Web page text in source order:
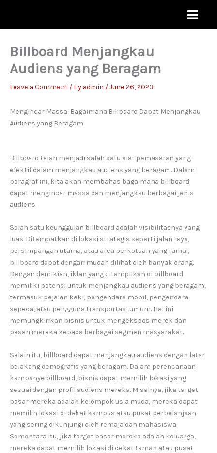
content
Billboard Menjangkau
Audiens yang Beragam
Leave a Comment / By admin /June 26, 2023
Mengincar Massa: Bagaimana Billboard Dapat Menjangkau
Audiens yang Beragam
Billboard telah menjadi salah satu alat pemasaran yang
efektif dalam menjangkau audiens yang beragam. Dalam
paragraf ini, kita akan membahas bagaimana billboard
dapat mengincar massa dan menjangkau berbagai jenis
audiens.
Salah satu keunggulan billboard adalah visibilitasnya yang
luas. Ditempatkan di lokasi strategis seperti jalan raya,
persimpangan utama, atau area perkotaan yang ramai,
billboard dapat dengan mudah dilihat oleh banyak orang.
Dengan demikian, iklan yang ditampilkan di billboard
memiliki potensi untuk menjangkau audiens yang beragam,
termasuk pejalan kaki, pengendara mobil, pengendara
sepeda, atau pengguna transportasi umum. Hal ini
memungkinkan bisnis untuk mengekspos merek dan
pesan mereka kepada berbagai segmen masyarakat.
Selain itu, billboard dapat menjangkau audiens dengan latar
belakang demografis yang beragam. Dalam perencanaan
kampanye billboard, bisnis dapat memilih lokasi yang
sesuai dengan profil audiens mereka. Misalnya, jika target
pasar mereka adalah kelompok usia muda, mereka dapat
memilih lokasi di dekat kampus atau pusat perbelanjaan
yang sering dikunjungi oleh remaja dan mahasiswa.
Sementara itu, jika target pasar mereka adalah keluarga,
mereka dapat memilih lokasi di dekat taman atau pusat